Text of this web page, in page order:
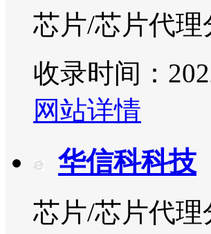
芯片/芯片代理
收录时间：
网站详情
华信科科技
芯片/芯片代理